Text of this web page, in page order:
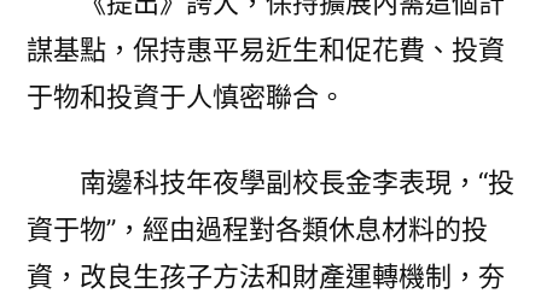
謀基點，保持惠平易近生和促花費、投資
于物和投資于人慎密聯合。
南邊科技年夜學副校長金李表現，“投
資于物”，經由過程對各類休息材料的投
資，改良生孩子方法和財產運轉機制，夯